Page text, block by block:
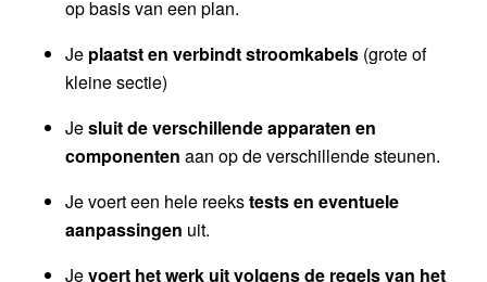
op basis van een plan.
Je plaatst en verbindt stroomkabels (grote of
kleine sectie)
Jesluit de verschillende apparaten en
componenten aan op de verschillende steunen.
Je voert een hele reekstests en eventuele
aanpassingen uit.
Jevoert het werk uit volgens de regels van het